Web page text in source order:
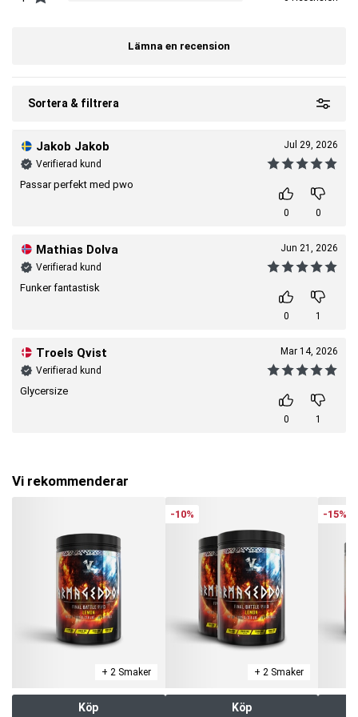
OBS! Viktigt med en mångsidig och balanserad kost och hälsosam
Lämna en recension
Sortera & filtrera
Jakob Jakob
Verifierad kund
Passar perfekt med pwo
Jul 29, 2026
0 0
Mathias Dolva
Verifierad kund
Funker fantastisk
Jun 21, 2026
0 1
Troels Qvist
Verifierad kund
Glycersize
Mar 14, 2026
0 1
Vi rekommenderar
+ 2 Smaker
Köp
-10%
+ 2 Smaker
Köp
-15%